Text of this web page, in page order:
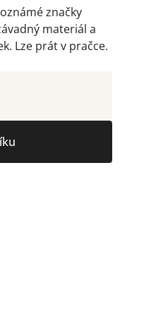
značky
materiál a
Lze prát v pračce.